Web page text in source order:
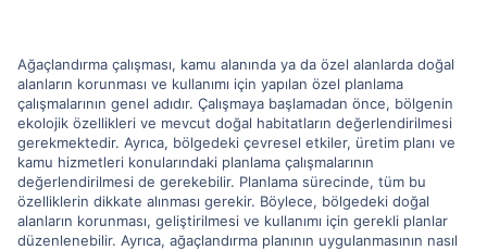
Ağaçlandırma çalışması, kamu alanında ya da özel alanlarda doğal
alanların korunması ve kullanımı için yapılan özel planlama
çalışmalarının genel adıdır. Çalışmaya başlamadan önce, bölgenin
ekolojik özellikleri ve mevcut doğal habitatların değerlendirilmesi
gerekmektedir. Ayrıca, bölgedeki çevresel etkiler, üretim planı ve
kamu hizmetleri konularındaki planlama çalışmalarının
değerlendirilmesi de gerekebilir. Planlama sürecinde, tüm bu
özelliklerin dikkate alınması gerekir. Böylece, bölgedeki doğal
alanların korunması, geliştirilmesi ve kullanımı için gerekli planlar
düzenlenebilir. Ayrıca, ağaçlandırma planının uygulanmasının nasıl